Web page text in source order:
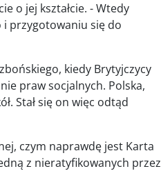
o jej kształcie. - Wtedy
przygotowaniu się do
kiedy Brytyjczycy
praw socjalnych. Polska,
Stał się on więc odtąd
czym naprawdę jest Karta
z nieratyfikowanych przez